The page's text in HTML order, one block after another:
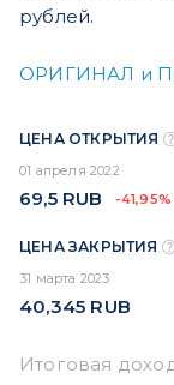
рублей.
ОРИГИНАЛ и
ЦЕНА ОТКРЫТИЯ
01 апреля 2022
69,5 RUB -41,95%
ЦЕНА ЗАКРЫТИЯ
31 марта 2023
40,345 RUB